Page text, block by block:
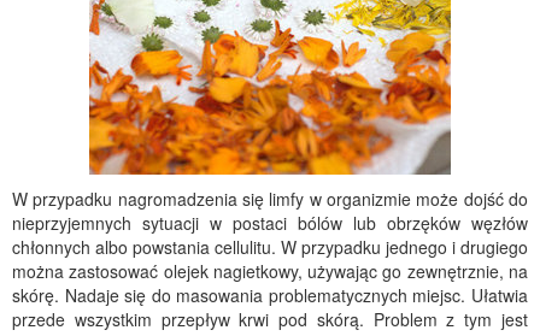
W przypadku nagromadzenia się limfy w organizmie może dojść do
nieprzyjemnych sytuacji w postaci bólów lub obrzęków węzłów
chłonnych albo powstania cellulitu. W przypadku jednego i drugiego
można zastosować olejek nagietkowy, używając go zewnętrznie, na
skórę. Nadaje się do masowania problematycznych miejsc. Ułatwia
przede wszystkim przepływ krwi pod skórą. Problem z tym jest